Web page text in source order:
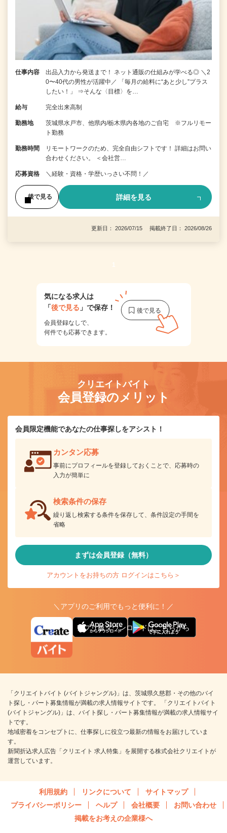
仕事内容
出品入力から発送まで！ ネット通販の仕組みが学べる◎ ＼2
0〜40代の男性が活躍中／ 「毎月の給料に“あと少し”プラス
したい！」 ⇒そんな〈目標〉を…
給与 完全出来高制
勤務地
茨城県水戸市、他県内/栃木県内各地のご自宅 ※フルリモー
ト勤務
勤務時間
リモートワークのため、完全自由シフトです！ 詳細はお問い
合わせください。 ＜会社営…
応募資格 ＼経験・資格・学歴いっさい不問！／
後で見る 詳細を見る
更新日： 2026/07/15 掲載終了日： 2026/08/26
1
気になる求人は
「後で見る 」で保存！
会員登録なしで、
何件でも応募できます。
クリエイトバイト
会員登録のメリット
会員限定機能であなたの仕事探しをアシスト！
カンタン応募
事前にプロフィールを登録しておくことで、応募時の
入力が簡単に
検索条件の保存
繰り返し検索する条件を保存して、条件設定の手間を
省略
まずは会員登録（無料）
アカウントをお持ちの方 ログインはこちら＞
＼アプリのご利用でもっと便利に！／
アプリ版ダウンロードはこちらから
「クリエイトバイト (バイトジャングル)」は、茨城県久慈郡・その他のバイ
ト探し・パート募集情報が満載の求人情報サイトです。 「クリエイトバイト
(バイトジャングル)」は、バイト探し・パート募集情報が満載の求人情報サイ
トです。
地域密着をコンセプトに、仕事探しに役立つ最新の情報をお届けしていま
す。
新聞折込求人広告「クリエイト 求人特集」を展開する株式会社クリエイトが
運営しています。
利用規約 リンクについて
サイトマップ
プライバシーポリシー
ヘルプ 会社概要
お問い合わせ
掲載をお考えの企業様へ